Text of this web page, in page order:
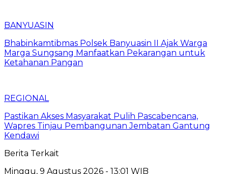
BANYUASIN
Bhabinkamtibmas Polsek Banyuasin II Ajak Warga
Marga Sungsang Manfaatkan Pekarangan untuk
Ketahanan Pangan
REGIONAL
Pastikan Akses Masyarakat Pulih Pascabencana,
Wapres Tinjau Pembangunan Jembatan Gantung
Kendawi
Berita Terkait
Minggu, 9 Agustus 2026 - 13:01 WIB